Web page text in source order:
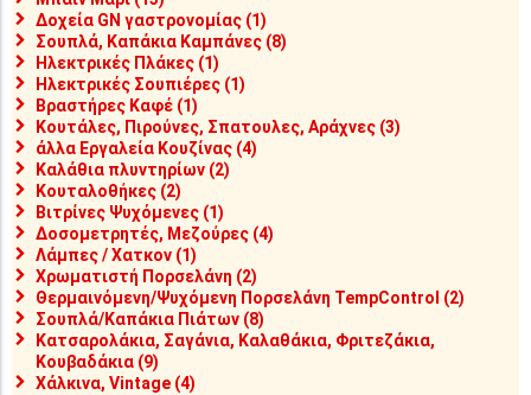
Δοχεία GN γαστρονομίας (1)
Σουπλά, Καπάκια Καμπάνες (8)
Ηλεκτρικές Πλάκες (1)
Ηλεκτρικές Σουπιέρες (1)
Βραστήρες Καφέ (1)
Κουτάλες, Πιρούνες, Σπατουλες, Αράχνες (3)
άλλα Εργαλεία Κουζίνας (4)
Καλάθια πλυντηρίων (2)
Κουταλοθήκες (2)
Βιτρίνες Ψυχόμενες (1)
Δοσομετρητές, Μεζούρες (4)
Λάμπες / Χατκον (1)
Χρωματιστή Πορσελάνη (2)
Θερμαινόμενη/Ψυχόμενη Πορσελάνη TempControl (2)
Σουπλά/Καπάκια Πιάτων (8)
Κατσαρολάκια, Σαγάνια, Καλαθάκια, Φριτεζάκια,
Κουβαδάκια (9)
Χάλκινα, Vintage (4)